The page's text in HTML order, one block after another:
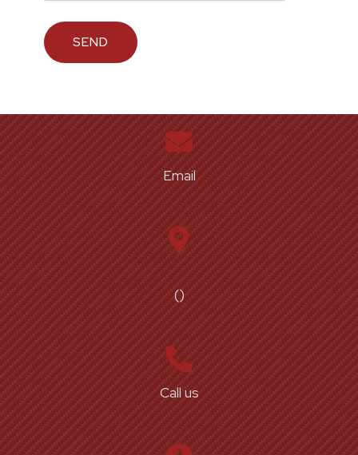
SEND
Email
()
Call us